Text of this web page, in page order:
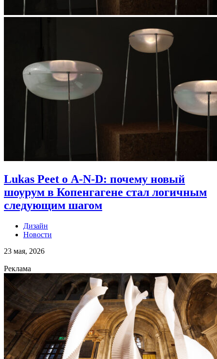
Lukas Peet о A-N-D: почему новый
шоурум в Копенгагене стал логичным
следующим шагом
Дизайн
Новости
23 мая, 2026
Реклама